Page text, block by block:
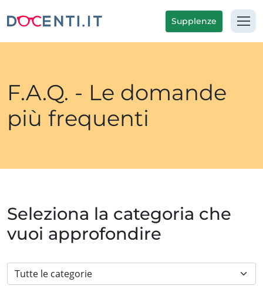
Supplenze
F.A.Q. - Le domande
più frequenti
Seleziona la categoria che
vuoi approfondire